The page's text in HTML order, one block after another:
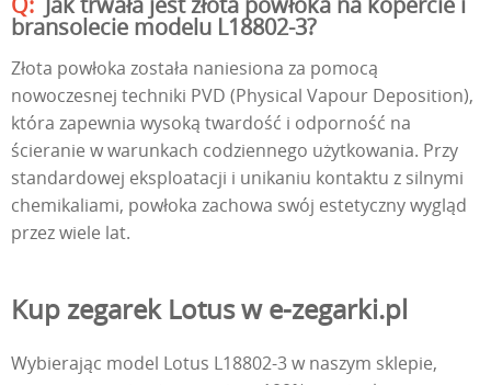
bransolecie modelu L18802-3?
Złota powłoka została naniesiona za pomocą
nowoczesnej techniki PVD (Physical Vapour Deposition),
która zapewnia wysoką twardość i odporność na
ścieranie w warunkach codziennego użytkowania. Przy
standardowej eksploatacji i unikaniu kontaktu z silnymi
chemikaliami, powłoka zachowa swój estetyczny wygląd
przez wiele lat.
Kup zegarek Lotus w e-zegarki.pl
Wybierając model Lotus L18802-3 w naszym sklepie,